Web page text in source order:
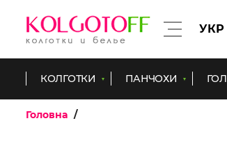
УКР
КОЛГОТКИ ПАНЧОХИ
Головна